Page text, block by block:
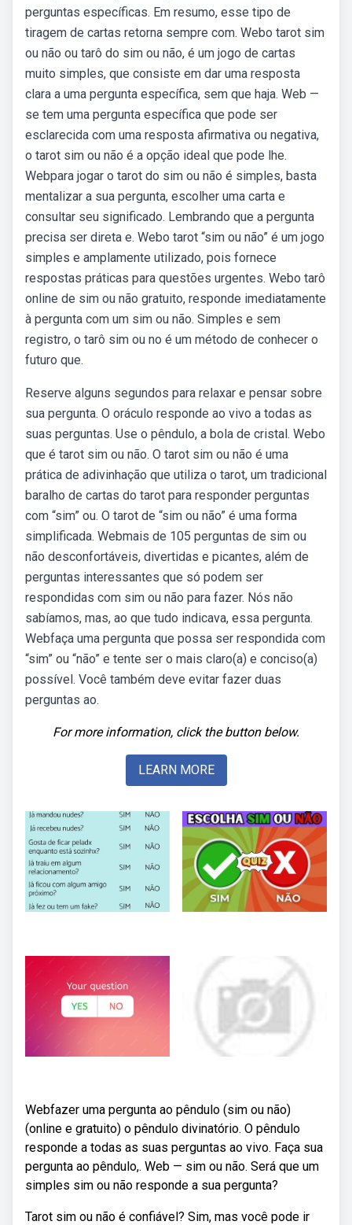
perguntas específicas. Em resumo, esse tipo de
tiragem de cartas retorna sempre com. Webo tarot sim
ou não ou tarô do sim ou não, é um jogo de cartas
muito simples, que consiste em dar uma resposta
clara a uma pergunta específica, sem que haja. Web —
se tem uma pergunta específica que pode ser
esclarecida com uma resposta afirmativa ou negativa,
o tarot sim ou não é a opção ideal que pode lhe.
Webpara jogar o tarot do sim ou não é simples, basta
mentalizar a sua pergunta, escolher uma carta e
consultar seu significado. Lembrando que a pergunta
precisa ser direta e. Webo tarot “sim ou não” é um jogo
simples e amplamente utilizado, pois fornece
respostas práticas para questões urgentes. Webo tarô
online de sim ou não gratuito, responde imediatamente
à pergunta com um sim ou não. Simples e sem
registro, o tarô sim ou no é um método de conhecer o
futuro que.
Reserve alguns segundos para relaxar e pensar sobre
sua pergunta. O oráculo responde ao vivo a todas as
suas perguntas. Use o pêndulo, a bola de cristal. Webo
que é tarot sim ou não. O tarot sim ou não é uma
prática de adivinhação que utiliza o tarot, um tradicional
baralho de cartas do tarot para responder perguntas
com “sim” ou. O tarot de “sim ou não” é uma forma
simplificada. Webmais de 105 perguntas de sim ou
não desconfortáveis, divertidas e picantes, além de
perguntas interessantes que só podem ser
respondidas com sim ou não para fazer. Nós não
sabíamos, mas, ao que tudo indicava, essa pergunta.
Webfaça uma pergunta que possa ser respondida com
“sim” ou “não” e tente ser o mais claro(a) e conciso(a)
possível. Você também deve evitar fazer duas
perguntas ao.
For more information, click the button below.
LEARN MORE
Webfazer uma pergunta ao pêndulo (sim ou não)
(online e gratuito) o pêndulo divinatório. O pêndulo
responde a todas as suas perguntas ao vivo. Faça sua
pergunta ao pêndulo,. Web — sim ou não. Será que um
simples sim ou não responde a sua pergunta?
Tarot sim ou não é confiável? Sim, mas você pode ir